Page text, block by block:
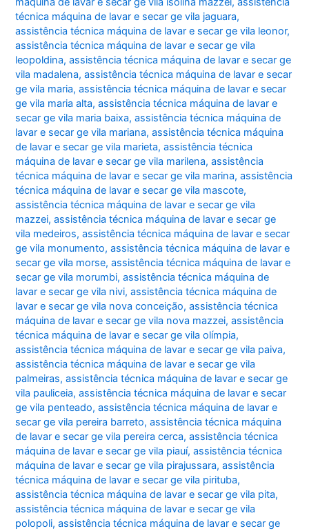
técnica máquina de lavar e secar ge vila jaguara,
assistência técnica máquina de lavar e secar ge vila leonor,
assistência técnica máquina de lavar e secar ge vila
leopoldina,assistência técnica máquina de lavar e secar ge
vila madalena,assistência técnica máquina de lavar e secar
ge vila maria,assistência técnica máquina de lavar e secar
ge vila maria alta,assistência técnica máquina de lavar e
secar ge vila maria baixa,assistência técnica máquina de
lavar e secar ge vila mariana,assistência técnica máquina
de lavar e secar ge vila marieta,assistência técnica
máquina de lavar e secar ge vila marilena,assistência
técnica máquina de lavar e secar ge vila marina,assistência
técnica máquina de lavar e secar ge vila mascote,
assistência técnica máquina de lavar e secar ge vila
mazzei,assistência técnica máquina de lavar e secar ge
vila medeiros,assistência técnica máquina de lavar e secar
ge vila monumento,assistência técnica máquina de lavar e
secar ge vila morse,assistência técnica máquina de lavar e
secar ge vila morumbi,assistência técnica máquina de
lavar e secar ge vila nivi,assistência técnica máquina de
lavar e secar ge vila nova conceição,assistência técnica
máquina de lavar e secar ge vila nova mazzei,assistência
técnica máquina de lavar e secar ge vila olímpia,
assistência técnica máquina de lavar e secar ge vila paiva,
assistência técnica máquina de lavar e secar ge vila
palmeiras,assistência técnica máquina de lavar e secar ge
vila pauliceia,assistência técnica máquina de lavar e secar
ge vila penteado,assistência técnica máquina de lavar e
secar ge vila pereira barreto,assistência técnica máquina
de lavar e secar ge vila pereira cerca,assistência técnica
máquina de lavar e secar ge vila piauí,assistência técnica
máquina de lavar e secar ge vila pirajussara,assistência
técnica máquina de lavar e secar ge vila pirituba,
assistência técnica máquina de lavar e secar ge vila pita,
assistência técnica máquina de lavar e secar ge vila
polopoli,assistência técnica máquina de lavar e secar ge